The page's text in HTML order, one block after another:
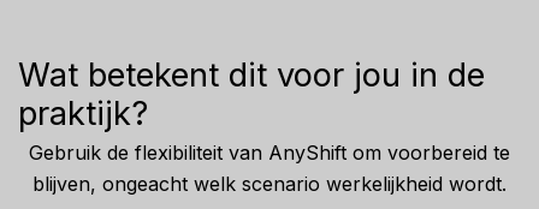
Wat betekent dit voor jou in de
praktijk?
Gebruik de flexibiliteit van AnyShift om voorbereid te
blijven, ongeacht welk scenario werkelijkheid wordt.